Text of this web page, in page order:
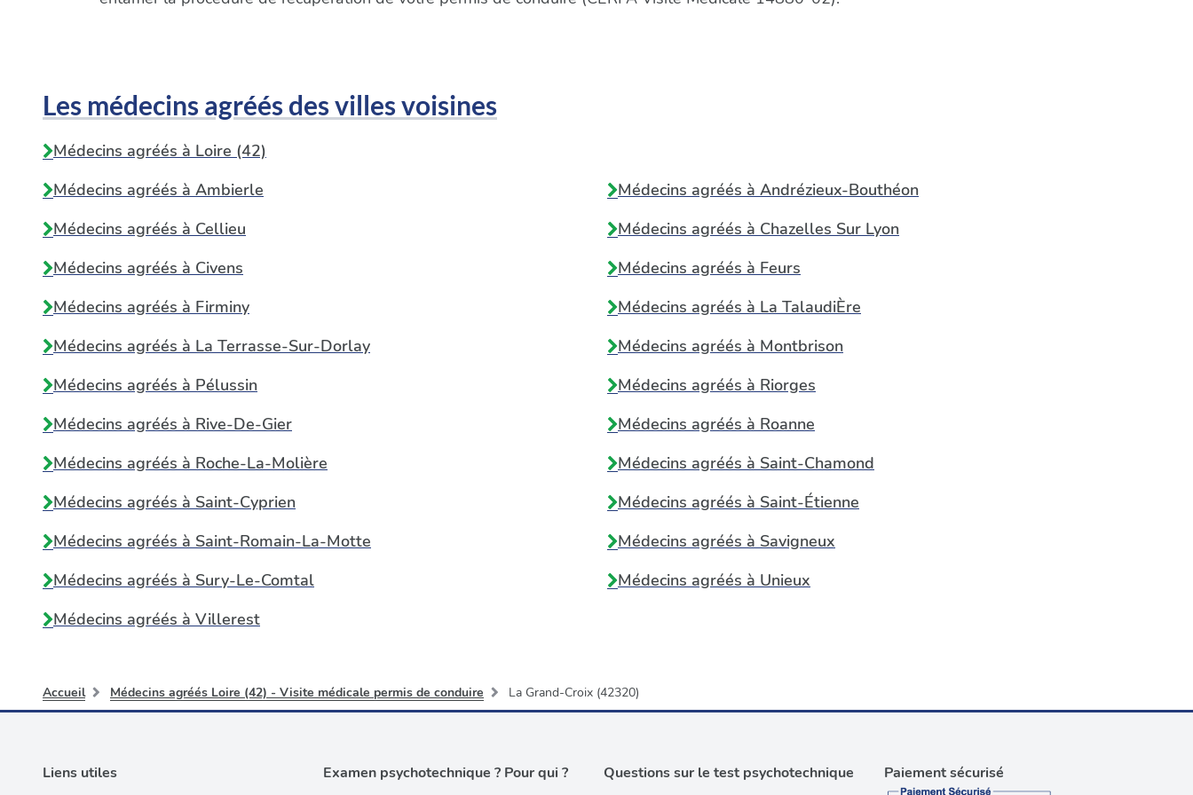
Les médecins agréés des villes voisines
Médecins agréés à Loire (42)
Médecins agréés à Ambierle Médecins agréés à Andrézieux-Bouthéon
Médecins agréés à Cellieu Médecins agréés à Chazelles Sur Lyon
Médecins agréés à Civens Médecins agréés à Feurs
Médecins agréés à Firminy Médecins agréés à La TalaudiÈre
Médecins agréés à La Terrasse-Sur-Dorlay Médecins agréés à Montbrison
Médecins agréés à Pélussin Médecins agréés à Riorges
Médecins agréés à Rive-De-Gier Médecins agréés à Roanne
Médecins agréés à Roche-La-Molière Médecins agréés à Saint-Chamond
Médecins agréés à Saint-Cyprien Médecins agréés à Saint-Étienne
Médecins agréés à Saint-Romain-La-Motte Médecins agréés à Savigneux
Médecins agréés à Sury-Le-Comtal Médecins agréés à Unieux
Médecins agréés à Villerest
Accueil Médecins agréés Loire (42) - Visite médicale permis de conduire La Grand-Croix (42320)
Liens utiles Examen psychotechnique ? Pour qui ? Questions sur le test psychotechnique Paiement sécurisé